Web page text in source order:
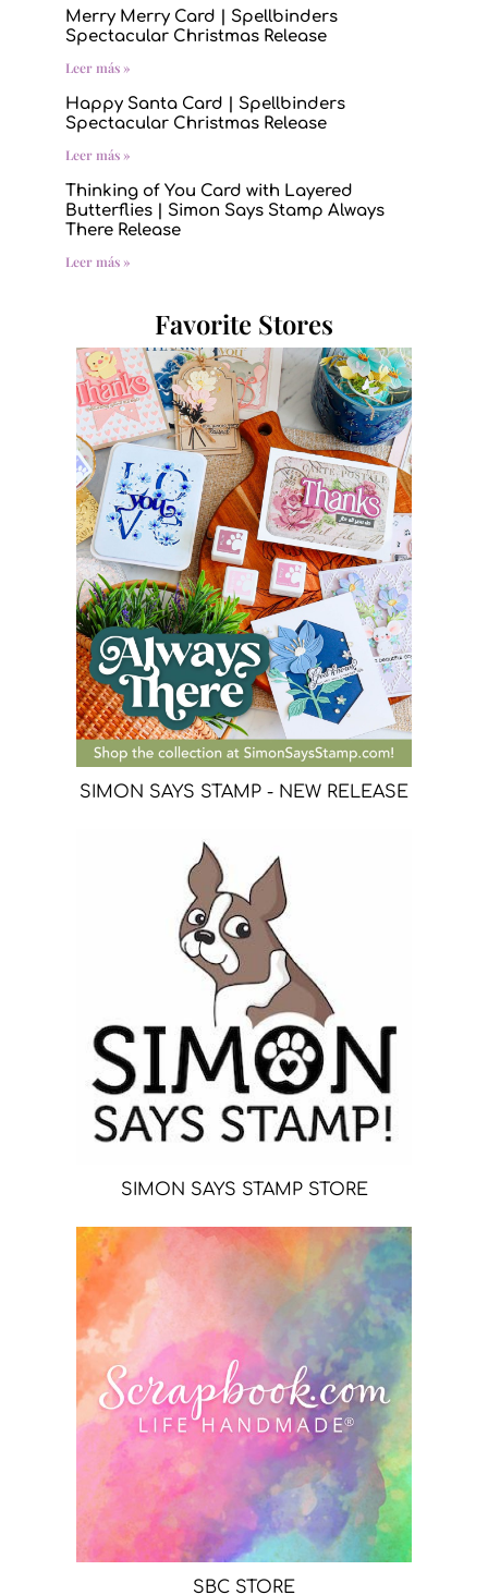
Merry Merry Card | Spellbinders
Spectacular Christmas Release
Leer más »
Happy Santa Card | Spellbinders
Spectacular Christmas Release
Leer más »
Thinking of You Card with Layered
Butterflies | Simon Says Stamp Always
There Release
Leer más »
Favorite Stores
SIMON SAYS STAMP - NEW RELEASE
SIMON SAYS STAMP STORE
SBC STORE